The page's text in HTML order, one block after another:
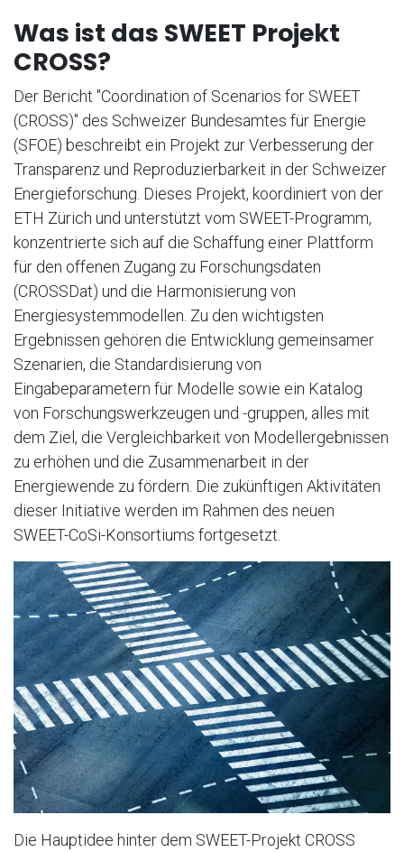
Was ist das SWEET Projekt
CROSS?
Der Bericht "Coordination of Scenarios for SWEET
(CROSS)" des Schweizer Bundesamtes für Energie
(SFOE) beschreibt ein Projekt zur Verbesserung der
Transparenz und Reproduzierbarkeit in der Schweizer
Energieforschung. Dieses Projekt, koordiniert von der
ETH Zürich und unterstützt vom SWEET-Programm,
konzentrierte sich auf die Schaffung einer Plattform
für den offenen Zugang zu Forschungsdaten
(CROSSDat) und die Harmonisierung von
Energiesystemmodellen. Zu den wichtigsten
Ergebnissen gehören die Entwicklung gemeinsamer
Szenarien, die Standardisierung von
Eingabeparametern für Modelle sowie ein Katalog
von Forschungswerkzeugen und -gruppen, alles mit
dem Ziel, die Vergleichbarkeit von Modellergebnissen
zu erhöhen und die Zusammenarbeit in der
Energiewende zu fördern. Die zukünftigen Aktivitäten
dieser Initiative werden im Rahmen des neuen
SWEET-CoSi-Konsortiums fortgesetzt.
Die Hauptidee hinter dem SWEET-Projekt CROSS